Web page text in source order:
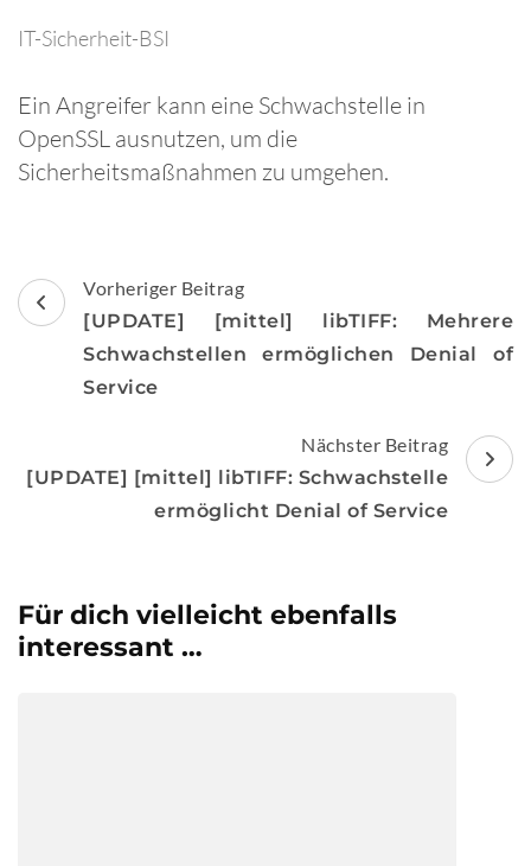
IT-Sicherheit-BSI
Ein Angreifer kann eine Schwachstelle in
OpenSSL ausnutzen, um die
Sicherheitsmaßnahmen zu umgehen.
Beitragsnavigation
Vorheriger Beitrag
[UPDATE] [mittel] libTIFF: Mehrere
Schwachstellen ermöglichen Denial of
Service
Nächster Beitrag
[UPDATE] [mittel] libTIFF: Schwachstelle
ermöglicht Denial of Service
Für dich vielleicht ebenfalls
interessant …